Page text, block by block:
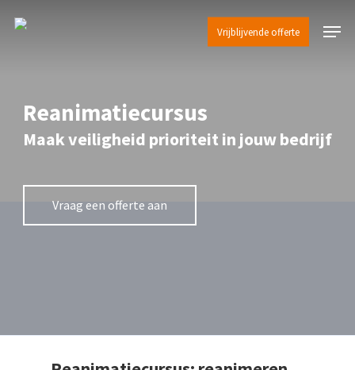
Vrijblijvende offerte Menu
Reanimatiecursus
Maak veiligheid prioriteit in jouw bedrijf
Vraag een offerte aan